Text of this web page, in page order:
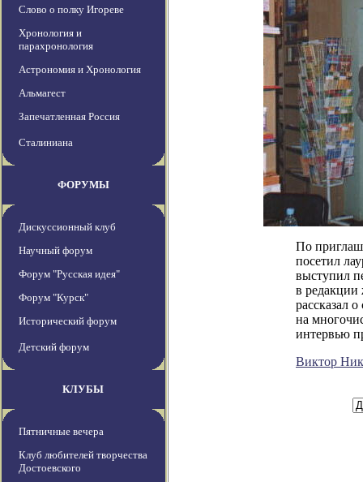
Слово о полку Игореве
Хронология и
парахронология
Астрономия и Хронология
Альмагест
Запечатленная Россия
Сталиниана
ФОРУМЫ
Дискуссионный клуб
Научный форум
Форум "Русская идея"
Форум "Курск"
Исторический форум
Детский форум
КЛУБЫ
Пятничные вечера
Клуб любителей творчества
Достоевского
По
посетил
выступил
в редакции
рассказал
на
интервью
Виктор